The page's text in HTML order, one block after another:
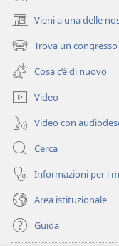
Vieni a una delle
(apre
una
nuova
finestra)
Trova un congresso
(apre
una
nuova
finestra)
Cosa c’è di nuovo
Video
Video con
Cerca
Informazioni per i
Area istituzionale
Guida